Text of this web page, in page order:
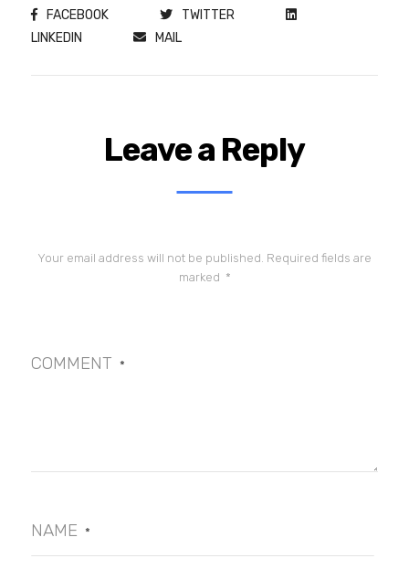
FACEBOOK
TWITTER
LINKEDIN
MAIL
Leave a Reply
Your email address will not be published. Required fields are
marked *
COMMENT *
NAME *